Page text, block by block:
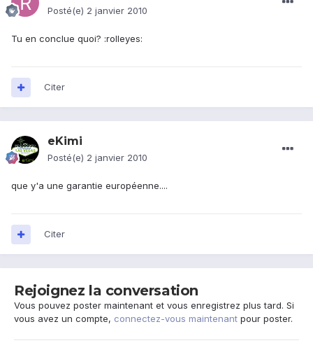
Posté(e) 2 janvier 2010
Tu en conclue quoi? :rolleyes:
Citer
eKimi
Posté(e) 2 janvier 2010
que y'a une garantie européenne....
Citer
Rejoignez la conversation
Vous pouvez poster maintenant et vous enregistrez plus tard. Si
vous avez un compte, connectez-vous maintenant pour poster.